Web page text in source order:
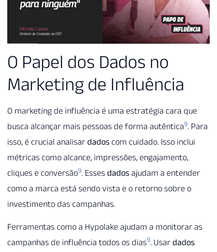
O Papel dos Dados no
Marketing de Influência
O marketing de influência é uma estratégia cara que
busca alcançar mais pessoas de forma autêntica9. Para
isso, é crucial analisar dados com cuidado. Isso inclui
métricas como alcance, impressões, engajamento,
cliques e conversão9. Esses dados ajudam a entender
como a marca está sendo vista e o retorno sobre o
investimento das campanhas.
Ferramentas como a Hypolake ajudam a monitorar as
campanhas de influência todos os dias9. Usar dados